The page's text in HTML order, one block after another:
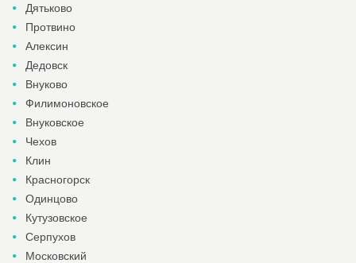
Дятьково
Протвино
Алексин
Дедовск
Внуково
Филимоновское
Внуковское
Чехов
Клин
Красногорск
Одинцово
Кутузовское
Серпухов
Московский